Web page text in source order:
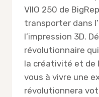
VIIO 250 de
transporter dans
l’impression 3D.
révolutionnaire
la créativité et de
vous à vivre une
révolutionnera